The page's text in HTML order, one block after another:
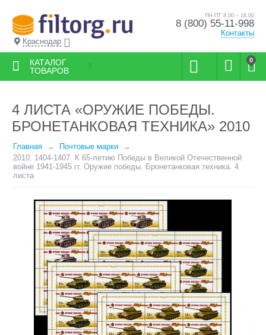
Краснодар
ПН-ПТ 8.00 – 16.00
8 (800) 55-11-998
Контакты
0
КАТАЛОГ
ТОВАРОВ
4 ЛИСТА «ОРУЖИЕ ПОБЕДЫ.
БРОНЕТАНКОВАЯ ТЕХНИКА» 2010
Главная
Почтовые марки
2010. 1404-1407. К 65-летию Победы в Великой Отечественной
войне 1941-1945 гг. Оружие победы. Бронетанковая техника. 4
листа